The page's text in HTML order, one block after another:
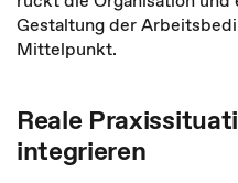
Gestaltung der
Mittelpunkt.
Reale
integrieren